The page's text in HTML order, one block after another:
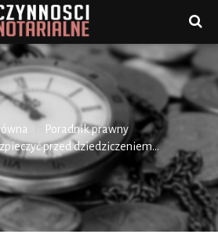
Poradnik prawny
przed dziedziczeniem...